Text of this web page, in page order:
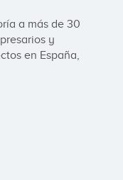
a más de 30
y
en España,